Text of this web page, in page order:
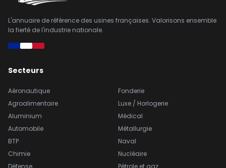
L'annuaire de référence des usines françaises. Valorisons ensemble
la fierté de l'industrie nationale.
Secteurs
Aéronautique
Agroalimentaire
Aluminium
Automobile
BTP
Chimie
Défense
Fonderie
Luxe / Horlogerie
Médical
Métallurgie
Naval
Nucléaire
Pétrole et gaz